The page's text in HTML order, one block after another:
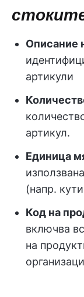
Описание
артикули
артикул.
Единица
(напр.
Код на
включва
на